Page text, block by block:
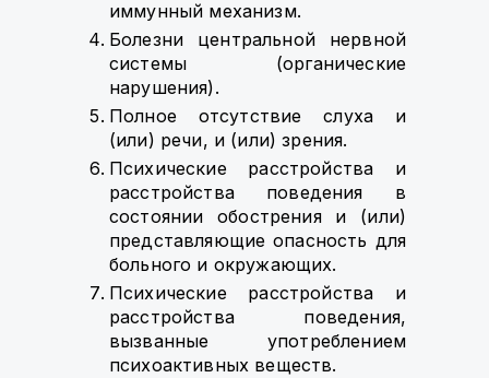
иммунный механизм.
Болезни центральной нервной
системы (органические
нарушения).
Полное отсутствие слуха и
(или) речи, и (или) зрения.
Психические расстройства и
расстройства поведения в
состоянии обострения и (или)
представляющие опасность для
больного и окружающих.
Психические расстройства и
расстройства поведения,
вызванные употреблением
психоактивных веществ.